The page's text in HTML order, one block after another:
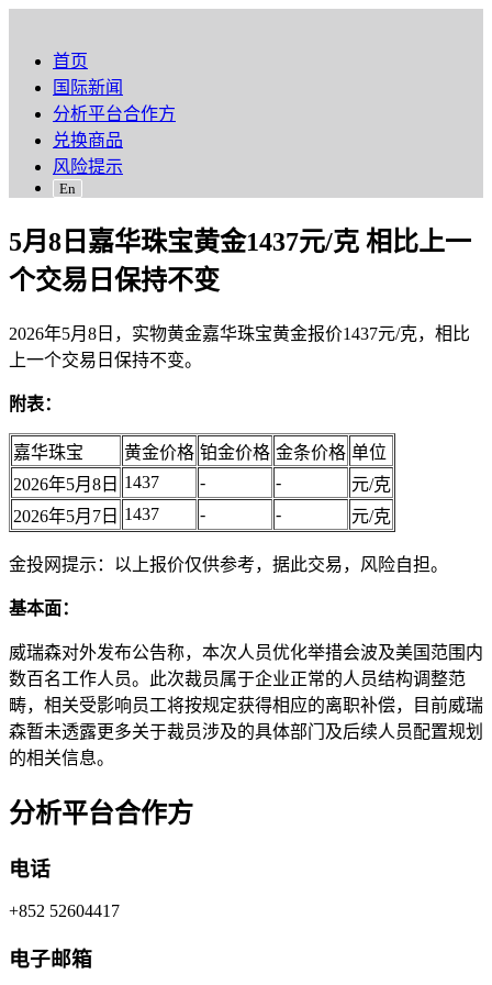
首页
国际新闻
分析平台合作方
兑换商品
风险提示
En
5月8日嘉华珠宝黄金1437元/克 相比上一
个交易日保持不变
2026年5月8日，实物黄金嘉华珠宝黄金报价1437元/克，相比
上一个交易日保持不变。
附表：
嘉华珠宝 黄金价格 铂金价格 金条价格 单位
2026年5月8日 1437 - -
元/克
2026年5月7日 1437 - - 元/克
金投网提示：以上报价仅供参考，据此交易，风险自担。
基本面：
威瑞森对外发布公告称，本次人员优化举措会波及美国范围内
数百名工作人员。此次裁员属于企业正常的人员结构调整范
畴，相关受影响员工将按规定获得相应的离职补偿，目前威瑞
森暂未透露更多关于裁员涉及的具体部门及后续人员配置规划
的相关信息。
分析平台合作方
电话
+852 52604417
电子邮箱